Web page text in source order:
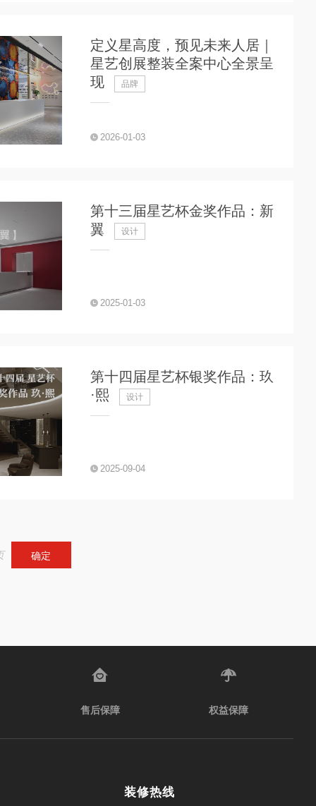
定义星高度，预见未来人居｜
星艺创展整装全案中心全景呈
现
品牌
2026-01-03
第十三届星艺杯金奖作品：新
翼
设计
2025-01-03
第十四届星艺杯银奖作品：玖
·熙
设计
2025-09-04
确定
售后保障 权益保障
装修热线